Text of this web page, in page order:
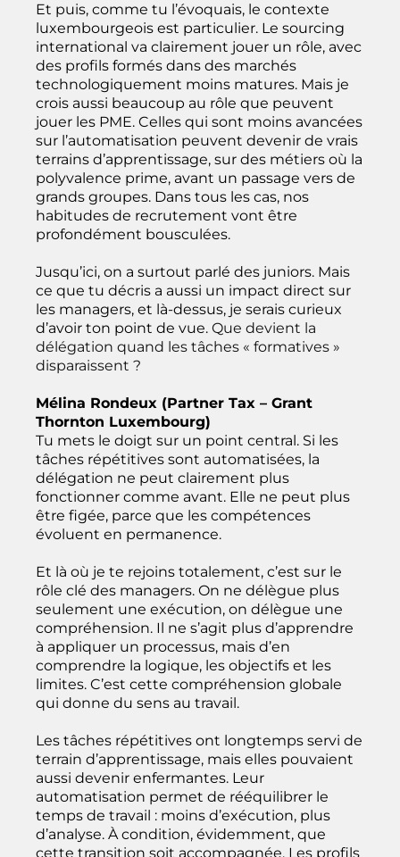
Et puis, comme tu l’évoquais, le contexte
luxembourgeois est particulier. Le sourcing
international va clairement jouer un rôle, avec
des profils formés dans des marchés
technologiquement moins matures. Mais je
crois aussi beaucoup au rôle que peuvent
jouer les PME. Celles qui sont moins avancées
sur l’automatisation peuvent devenir de vrais
terrains d’apprentissage, sur des métiers où la
polyvalence prime, avant un passage vers de
grands groupes. Dans tous les cas, nos
habitudes de recrutement vont être
profondément bousculées.
Jusqu’ici, on a surtout parlé des juniors. Mais
ce que tu décris a aussi un impact direct sur
les managers, et là-dessus, je serais curieux
d’avoir ton point de vue. Que devient la
délégation quand les tâches « formatives »
disparaissent ?
Mélina Rondeux (Partner Tax – Grant
Thornton Luxembourg)
Tu mets le doigt sur un point central. Si les
tâches répétitives sont automatisées, la
délégation ne peut clairement plus
fonctionner comme avant. Elle ne peut plus
être figée, parce que les compétences
évoluent en permanence.
Et là où je te rejoins totalement, c’est sur le
rôle clé des managers. On ne délègue plus
seulement une exécution, on délègue une
compréhension. Il ne s’agit plus d’apprendre
à appliquer un processus, mais d’en
comprendre la logique, les objectifs et les
limites. C’est cette compréhension globale
qui donne du sens au travail.
Les tâches répétitives ont longtemps servi de
terrain d’apprentissage, mais elles pouvaient
aussi devenir enfermantes. Leur
automatisation permet de rééquilibrer le
temps de travail : moins d’exécution, plus
d’analyse. À condition, évidemment, que
cette transition soit accompagnée. Les profils